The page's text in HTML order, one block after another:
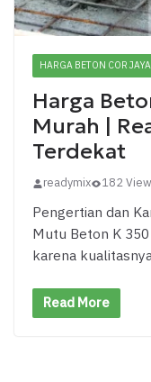
HARGA BETON COR
Harga
Murah |
Terdekat
readymix 182
Pengertian dan
Mutu Beton K
karena
Read More